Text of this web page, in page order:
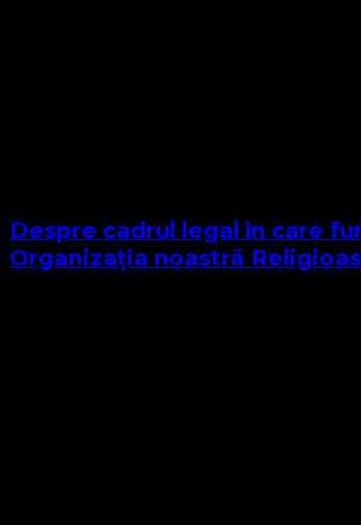
Despre cadrul legal în care
Organizația noastră